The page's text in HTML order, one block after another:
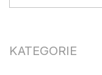
KATEGORIE